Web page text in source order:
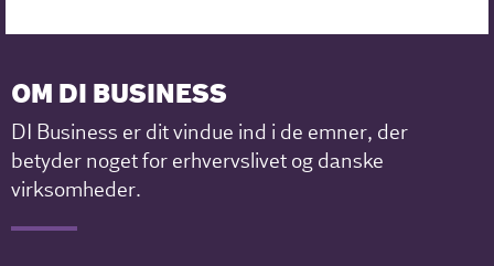
OM DI BUSINESS
DI Business er dit vindue ind i de emner, der
betyder noget for erhvervslivet og danske
virksomheder.